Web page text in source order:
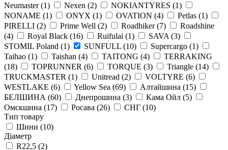
Neumaster(1) Nexen (2) NOKIANTYRES (1)
NONAME (1) ONYX (1) OVATION (4) Petlas (1)
PIRELLI (2) Prime Well (2) Roadhiker(7)
Roadshine
(4)
Royal Black (16) Ruifulai (1) SAVA (3)
STOMIL Poland (1) SUNFULL (10) Supercargo (1)
Taihao (1) Taishan (4) TAITONG (4)
TERRAKING
(18)
TOPRUNNER (6) TORQUE (3) Triangle (14)
TRUCKMASTER (1) Unitread (2) VOLTYRE (6)
WESTLAKE (6) Yellow Sea (69) Алтайшина (15)
БЕЛШИНА (60) Днепрошина (3) Кама Ойл (5)
Омскшина (17) Росава (26) СНГ (10)
Тип товару
Шини (10)
Діаметр
R22,5 (2)